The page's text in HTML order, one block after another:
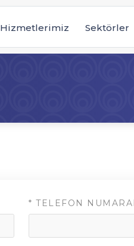
Hizmetlerimiz Sektörler
* TELEFON